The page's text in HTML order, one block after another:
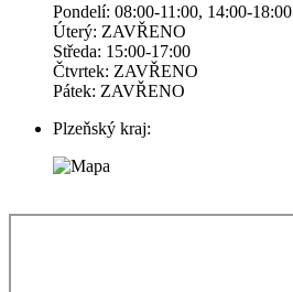
Pondelí: 08:00-11:00, 14:00-18:00
Úterý: ZAVŘENO
Středa: 15:00-17:00
Čtvrtek: ZAVŘENO
Pátek: ZAVŘENO
Plzeňský kraj: